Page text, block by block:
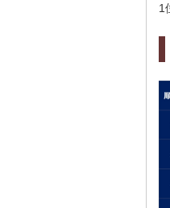
1